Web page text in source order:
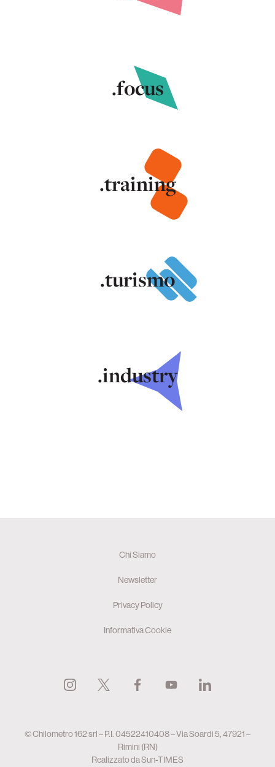
.focus
.training
.turismo
.industry
Chi Siamo
Newsletter
Privacy Policy
Informativa Cookie
© Chilometro 162 srl – P.I. 04522410408 – Via Soardi 5, 47921 –
Rimini (RN)
Realizzato daSun-TIMES